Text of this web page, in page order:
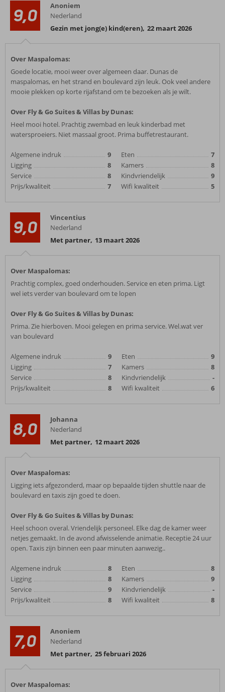
9,0
Anoniem
Nederland
Gezin met jong(e) kind(eren), 22 maart 2026
Over Maspalomas:
Goede locatie, mooi weer over algemeen daar. Dunas de
maspalomas, en het strand en boulevard zijn leuk. Ook veel andere
mooie plekken op korte rijafstand om te bezoeken als je wilt.
Over Fly & Go Suites & Villas by Dunas:
Heel mooi hotel. Prachtig zwembad en leuk kinderbad met
watersproeiers. Niet massaal groot. Prima buffetrestaurant.
Algemene indruk
9
Ligging
8
Service
8
Prijs/kwaliteit
7
Eten
7
Kamers
8
Kindvriendelijk
9
Wifi kwaliteit
5
9,0
Vincentius
Nederland
Met partner, 13 maart 2026
Over Maspalomas:
Prachtig complex, goed onderhouden. Service en eten prima. Ligt
wel iets verder van boulevard om te lopen
Over Fly & Go Suites & Villas by Dunas:
Prima. Zie hierboven. Mooi gelegen en prima service. Wel.wat ver
van boulevard
Algemene indruk
9
Ligging
7
Service
8
Prijs/kwaliteit
8
Eten
9
Kamers
8
Kindvriendelijk
-
Wifi kwaliteit
6
8,0
Johanna
Nederland
Met partner, 12 maart 2026
Over Maspalomas:
Ligging iets afgezonderd, maar op bepaalde tijden shuttle naar de
boulevard en taxis zijn goed te doen.
Over Fly & Go Suites & Villas by Dunas:
Heel schoon overal. Vriendelijk personeel. Elke dag de kamer weer
netjes gemaakt. In de avond afwisselende animatie. Receptie 24 uur
open. Taxis zijn binnen een paar minuten aanwezig..
Algemene indruk
8
Ligging
8
Service
9
Prijs/kwaliteit
8
Eten
8
Kamers
9
Kindvriendelijk
-
Wifi kwaliteit
8
7,0
Anoniem
Nederland
Met partner, 25 februari 2026
Over Maspalomas: